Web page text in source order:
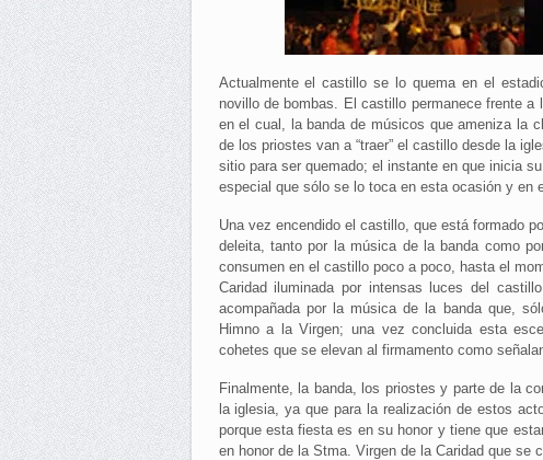
Actualmente el castillo se lo quema en el
novillo de bombas. El castillo permanece frente
en el cual, la banda de músicos que ameniza la
de los priostes van a “traer” el castillo desde la
sitio para ser quemado; el instante en que inicia
especial que sólo se lo toca en esta ocasión y
Una vez encendido el castillo, que está formado
deleita, tanto por la música de la banda como
consumen en el castillo poco a poco, hasta el
Caridad iluminada por intensas luces del
acompañada por la música de la banda que,
Himno a la Virgen; una vez concluida esta
cohetes que se elevan al firmamento como
Finalmente, la banda, los priostes y parte de la
la iglesia, ya que para la realización de estos
porque esta fiesta es en su honor y tiene que
en honor de la Stma. Virgen de la Caridad que se